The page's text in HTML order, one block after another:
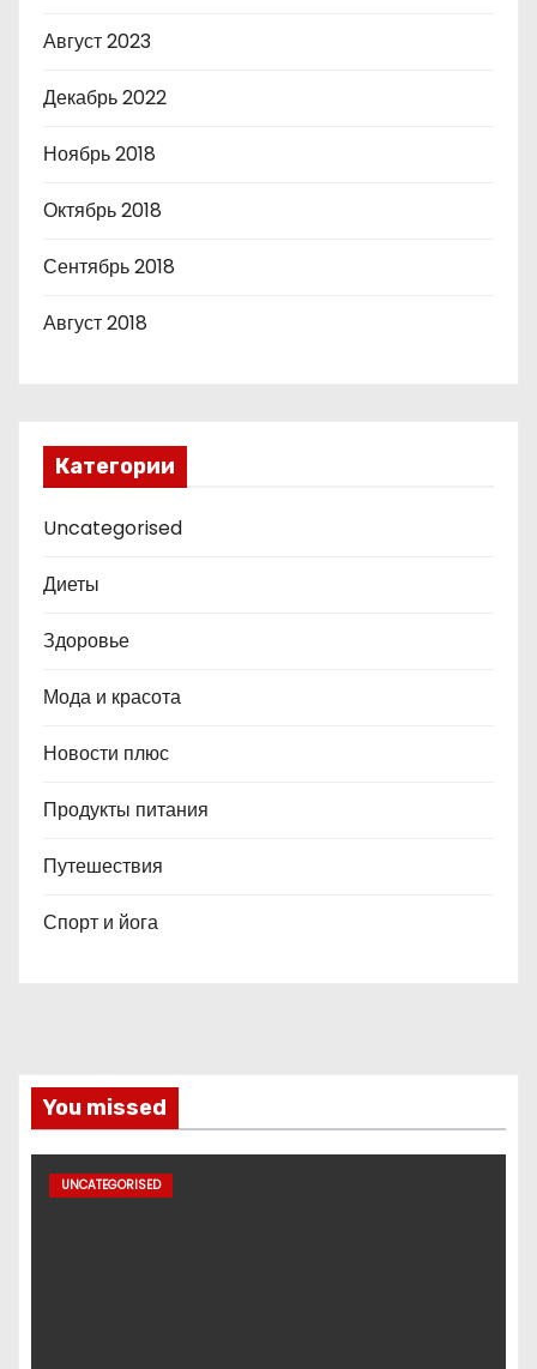
Август 2023
Декабрь 2022
Ноябрь 2018
Октябрь 2018
Сентябрь 2018
Август 2018
Категории
Uncategorised
Диеты
Здоровье
Мода и красота
Новости плюс
Продукты питания
Путешествия
Спорт и йога
You missed
UNCATEGORISED